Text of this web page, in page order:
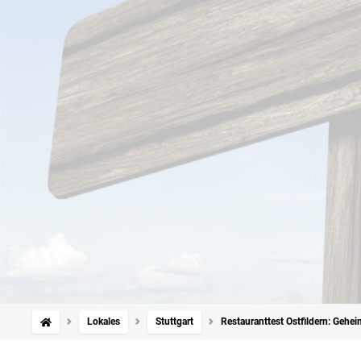
Lokales Stuttgart Restauranttest Ostfildern: